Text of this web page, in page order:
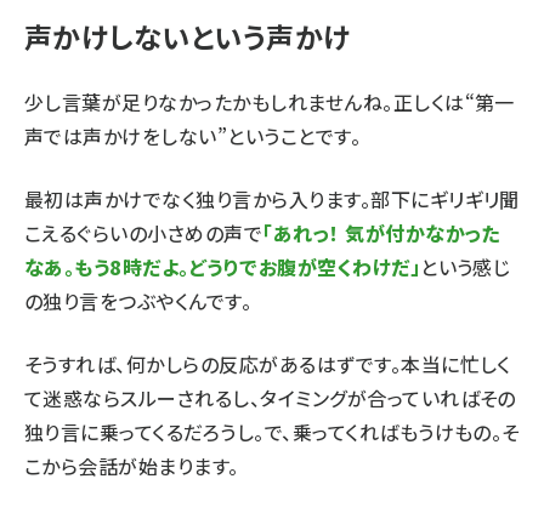
声かけしないという声かけ
少し言葉が足りなかったかもしれませんね。正しくは“第一
声では声かけをしない”ということです。
最初は声かけでなく独り言から入ります。部下にギリギリ聞
こえるぐらいの小さめの声で「あれっ！ 気が付かなかった
なあ。もう8時だよ。どうりでお腹が空くわけだ」 という感じ
の独り言をつぶやくんです。
そうすれば、何かしらの反応があるはずです。本当に忙しく
て迷惑ならスルーされるし、タイミングが合っていればその
独り言に乗ってくるだろうし。で、乗ってくればもうけもの。そ
こから会話が始まります。